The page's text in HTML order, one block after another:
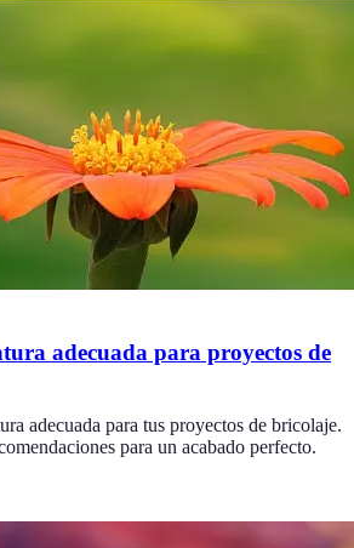
adecuada para proyectos de
adecuada para tus proyectos de bricolaje.
para un acabado perfecto.